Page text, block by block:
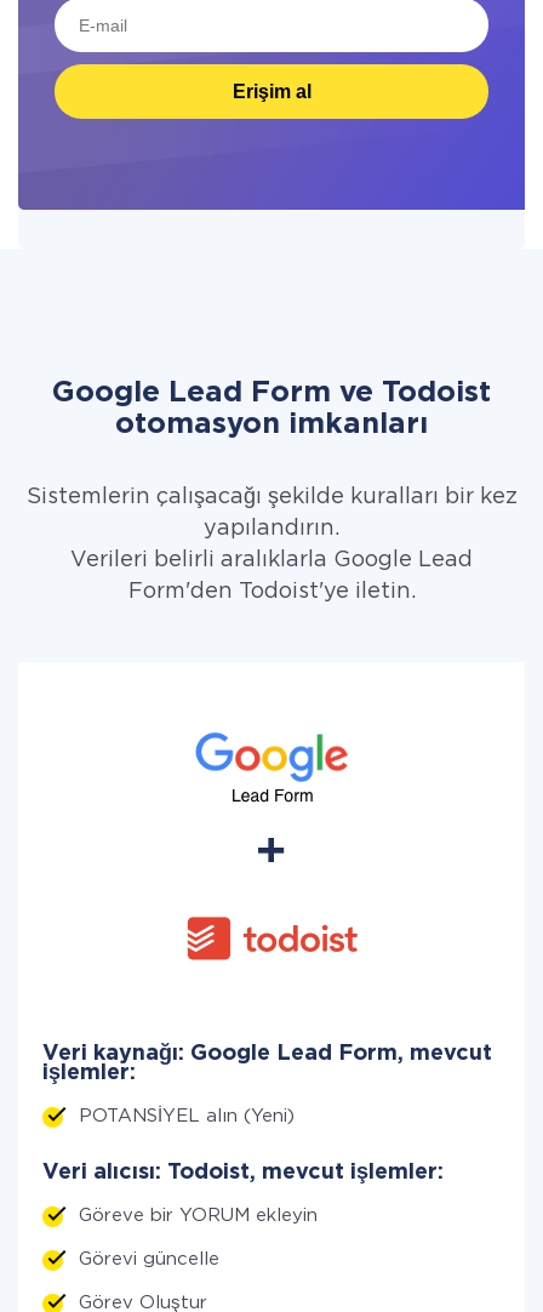
Erişim al
Google Lead Form ve Todoist
otomasyon imkanları
Sistemlerin çalışacağı şekilde kuralları bir kez
yapılandırın.
Verileri belirli aralıklarla Google Lead
Form'den Todoist'ye iletin.
Veri kaynağı: Google Lead Form, mevcut
işlemler:
POTANSİYEL alın (Yeni)
Veri alıcısı: Todoist, mevcut işlemler:
Göreve bir YORUM ekleyin
Görevi güncelle
Görev Oluştur